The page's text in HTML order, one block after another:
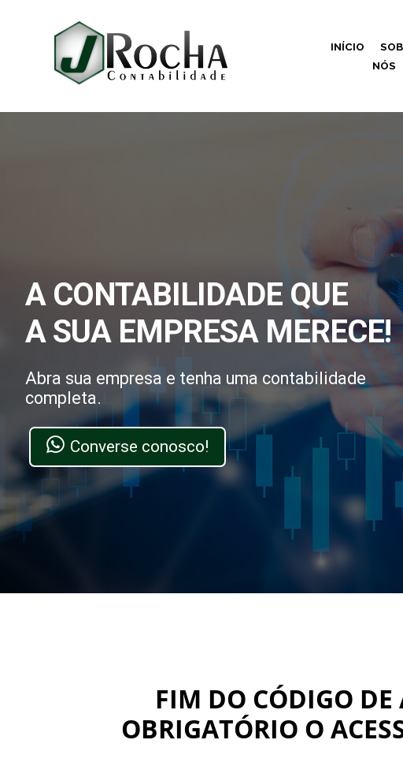
INÍCIO
NÓS
A CONTABILIDADE QUE
A SUA EMPRESA MERECE!
Abra sua empresa e tenha uma contabilidade
completa.
Converse conosco!
FIM DO CÓDIGO DE
OBRIGATÓRIO O